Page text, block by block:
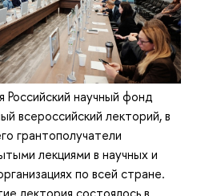
научный фонд
всероссийский лекторий, в
грантополучатели
лекциями в научных и
по всей стране.